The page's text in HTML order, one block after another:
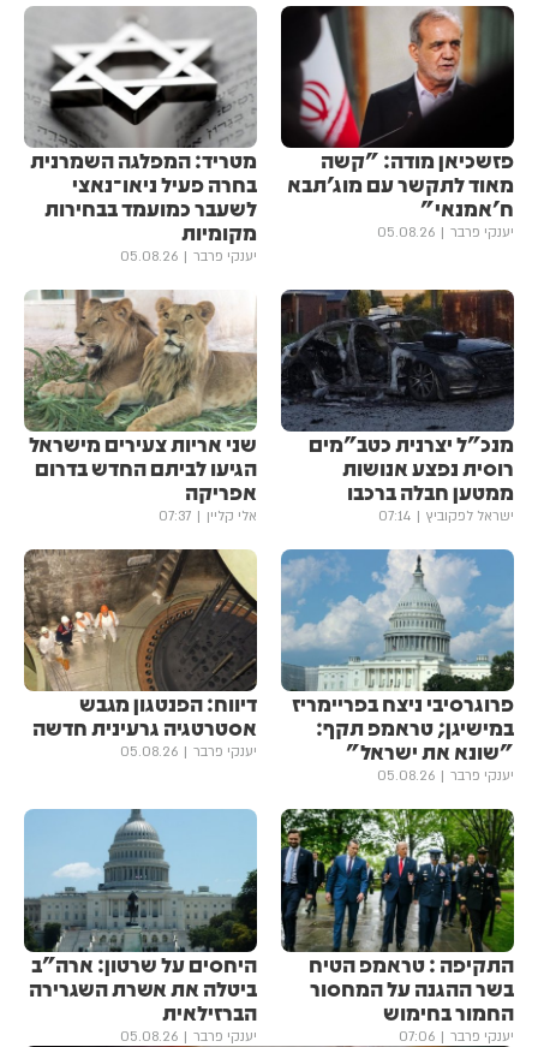
פזשכיאן מודה: "קשה
מאוד לתקשר עם מוג'תבא
ח'אמנאי"
יענקי פרבר 05.08.26
מטריד: המפלגה השמרנית
בחרה פעיל ניאו־נאצי
לשעבר כמועמד בבחירות
מקומיות
יענקי פרבר 05.08.26
מנכ"ל יצרנית כטב"מים
רוסית נפצע אנושות
ממטען חבלה ברכבו
ישראל לפקוביץ 07:14
שני אריות צעירים מישראל
הגיעו לביתם החדש בדרום
אפריקה
אלי קליין 07:37
פרוגרסיבי ניצח בפריימריז
במישיגן; טראמפ תקף:
"שונא את ישראל"
יענקי פרבר 05.08.26
דיווח: הפנטגון מגבש
אסטרטגיה גרעינית חדשה
יענקי פרבר 05.08.26
התקיפה : טראמפ הטיח
בשר ההגנה על המחסור
החמור בחימוש
יענקי פרבר 07:06
היחסים על שרטון: ארה"ב
ביטלה את אשרת השגרירה
הברזילאית
יענקי פרבר 05.08.26